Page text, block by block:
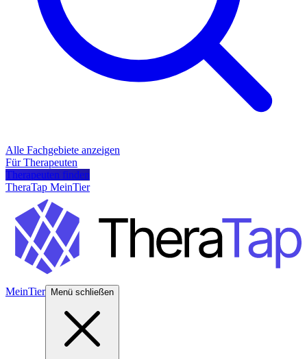
Alle Fachgebiete anzeigen
Für Therapeuten
Therapeuten finden
TheraTap MeinTier
MeinTier Menü schließen